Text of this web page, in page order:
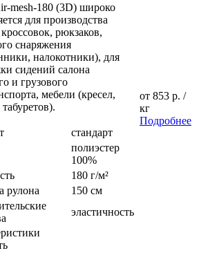
mesh-180 (3D) широко
для производства
кроссовок, рюкзаков,
снаряжения
налокотники), для
сидений салона
и грузового
мебели (кресел,
табуретов).
стандарт
полиэстер
100%
180 г/м²
рулона
150 см
эластичность
от 853 р. /
кг
Подробнее